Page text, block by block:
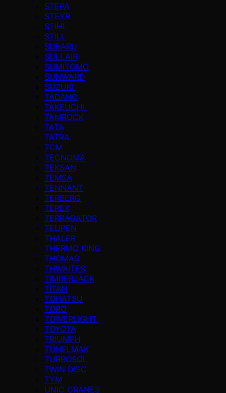
STEPA
STEYR
STIHL
STILL
SUBARU
SULLAIR
SUMITOMO
SUNWARD
SUZUKI
TADANO
TAKEUCHI
TAMROCK
TATA
TATRA
TCM
TECNOMA
TEKSAN
TEMSA
TENNANT
TERBERG
TEREX
TERRAGATOR
TEUPEN
THALER
THERMO KING
THOMAS
THWAITES
TIMBERJACK
TİTAN
TOHATSU
TORO
TOWERLIGHT
TOYOTA
TRIUMPH
TÜNELMAK
TURBOSOL
TWIN DISC
TYM
UNIC CRANES